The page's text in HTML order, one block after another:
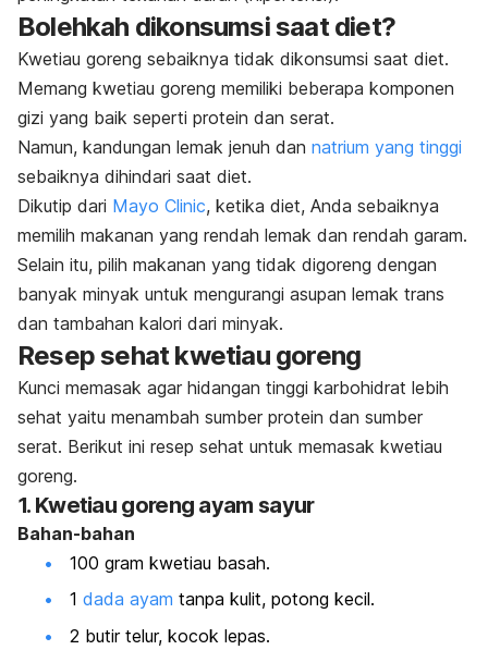
Bolehkah dikonsumsi saat diet?
Kwetiau goreng sebaiknya tidak dikonsumsi saat diet.
Memang kwetiau goreng memiliki beberapa komponen
gizi yang baik seperti protein dan serat.
Namun, kandungan lemak jenuh dan natrium yang tinggi
sebaiknya dihindari saat diet.
Dikutip dari Mayo Clinic, ketika diet, Anda sebaiknya
memilih makanan yang rendah lemak dan rendah garam.
Selain itu, pilih makanan yang tidak digoreng dengan
banyak minyak untuk mengurangi asupan lemak trans
dan tambahan kalori dari minyak.
Resep sehat kwetiau goreng
Kunci memasak agar hidangan tinggi karbohidrat lebih
sehat yaitu menambah sumber protein dan sumber
serat. Berikut ini resep sehat untuk memasak kwetiau
goreng.
1. Kwetiau goreng ayam sayur
Bahan-bahan
100 gram kwetiau basah.
1 dada ayam tanpa kulit, potong kecil.
2 butir telur, kocok lepas.